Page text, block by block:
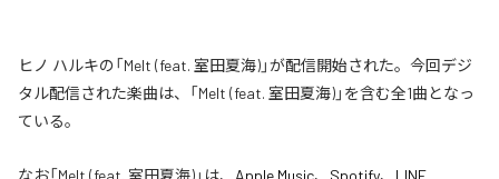
ヒノ ハルキの「Melt (feat. 室田夏海)」が配信開始された。今回デジ
タル配信された楽曲は、「Melt (feat. 室田夏海)」を含む全1曲となっ
ている。
なお「Melt (feat. 室田夏海)」は、 Apple Music、 Spotify、 LINE